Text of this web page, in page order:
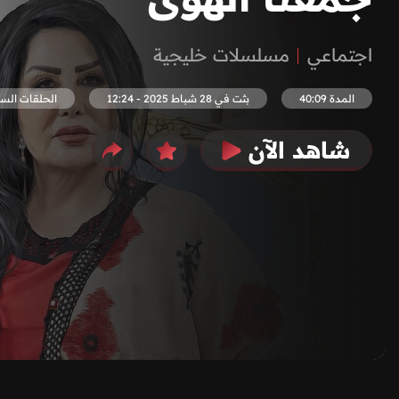
اجتماعي مسلسلات خليجية
المدة 40:09 بثت في 28 شباط 2025 - 12:24 الحلقات
شاهد الآن